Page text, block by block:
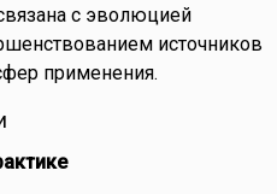
с эволюцией
источников
применения.